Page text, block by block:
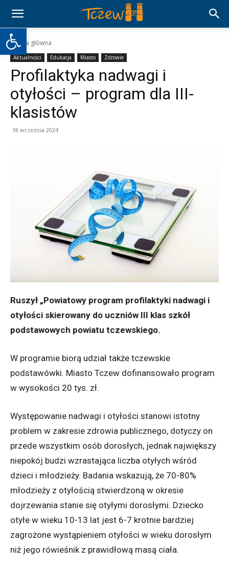
Otwórz pasek narzędzi
Strona główna
Aktualności Edukacja Miasto Zdrowie
Profilaktyka nadwagi i
otyłości – program dla III-
klasistów
18 września 2024
Ruszył „Powiatowy program profilaktyki nadwagi i
otyłości skierowany do uczniów III klas szkół
podstawowych powiatu tczewskiego.
W programie biorą udział także tczewskie
podstawówki. Miasto Tczew dofinansowało program
w wysokości 20 tys. zł.
Występowanie nadwagi i otyłości stanowi istotny
problem w zakresie zdrowia publicznego, dotyczy on
przede wszystkim osób dorosłych, jednak największy
niepokój budzi wzrastająca liczba otyłych wśród
dzieci i młodzieży. Badania wskazują, że 70-80%
młodzieży z otyłością stwierdzoną w okresie
dojrzewania stanie się otyłymi dorosłymi. Dziecko
otyłe w wieku 10-13 lat jest 6-7 krotnie bardziej
zagrożone wystąpieniem otyłości w wieku dorosłym
niż jego rówieśnik z prawidłową masą ciała.